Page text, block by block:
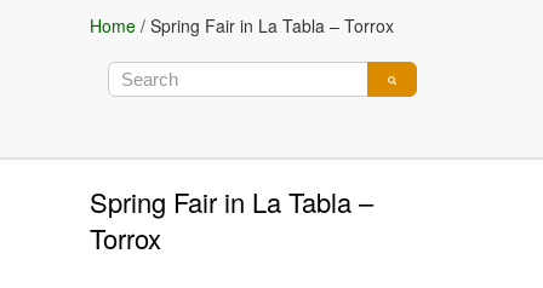
Home / Spring Fair in La Tabla – Torrox
Spring Fair in La Tabla –
Torrox